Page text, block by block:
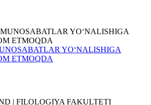
YO‘NALISHIGA
ETMOQDA